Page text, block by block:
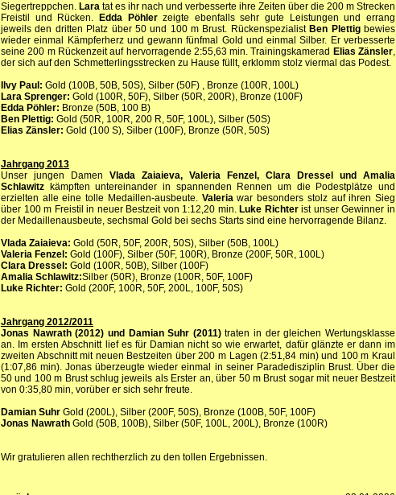
Siegertreppchen. Lara tat es ihr nach und verbesserte ihre Zeiten über die 200 m Strecken
Freistil und Rücken.
Edda Pöhlerzeigte ebenfalls sehr gute Leistungen und errang
jeweils den dritten Platz über 50 und 100 m Brust. Rückenspezialist Ben Plettigbewies
wieder einmal Kämpferherz und gewann fünfmal Gold und einmal Silber. Er verbesserte
seine 200 m Rückenzeit auf hervorragende 2:55,63 min. Trainingskamerad Elias Zänsler,
der sich auf den Schmetterlingsstrecken zu Hause füllt, erklomm stolz viermal das Podest.
Ilvy Paul: Gold (100B, 50B, 50S), Silber (50F) , Bronze (100R, 100L)
Lara Sprenger: Gold (100R, 50F), Silber (50R, 200R), Bronze (100F)
Edda Pöhler: Bronze (50B, 100 B)
Ben Plettig: Gold (50R, 100R, 200 R, 50F, 100L), Silber (50S)
Elias Zänsler: Gold (100 S), Silber (100F), Bronze (50R, 50S)
Jahrgang 2013
Unser jungen Damen Vlada Zaiaieva, Valeria Fenzel, Clara Dressel und Amalia
Schlawitz kämpften untereinander in spannenden Rennen um die Podestplätze und
erzielten alle eine tolle Medaillen-ausbeute. Valeriawar besonders stolz auf ihren Sieg
über 100 m Freistil in neuer Bestzeit von 1:12,20 min. Luke Richterist unser Gewinner in
der Medaillenausbeute, sechsmal Gold bei sechs Starts sind eine hervorragende Bilanz.
Vlada Zaiaieva: Gold (50R, 50F, 200R, 50S), Silber (50B, 100L)
Valeria Fenzel: Gold (100F), Silber (50F, 100R), Bronze (200F, 50R, 100L)
Clara Dressel: Gold (100R, 50B), Silber (100F)
Amalia Schlawitz:Silber (50R), Bronze (100R, 50F, 100F)
Luke Richter: Gold (200F, 100R, 50F, 200L, 100F, 50S)
Jahrgang 2012/2011
Jonas Nawrath (2012) und Damian Suhr (2011)traten in der gleichen Wertungsklasse
an. Im ersten Abschnitt lief es für Damian nicht so wie erwartet, dafür glänzte er dann im
zweiten Abschnitt mit neuen Bestzeiten über 200 m Lagen (2:51,84 min) und 100 m Kraul
(1:07,86 min). Jonas überzeugte wieder einmal in seiner Paradedisziplin Brust. Über die
50 und 100 m Brust schlug jeweils als Erster an, über 50 m Brust sogar mit neuer Bestzeit
von 0:35,80 min, vorüber er sich sehr freute.
Damian Suhr Gold (200L), Silber (200F, 50S), Bronze (100B, 50F, 100F)
Jonas Nawrath Gold (50B, 100B), Silber (50F, 100L, 200L), Bronze (100R)
Wir gratulieren allen rechtherzlich zu den tollen Ergebnissen.